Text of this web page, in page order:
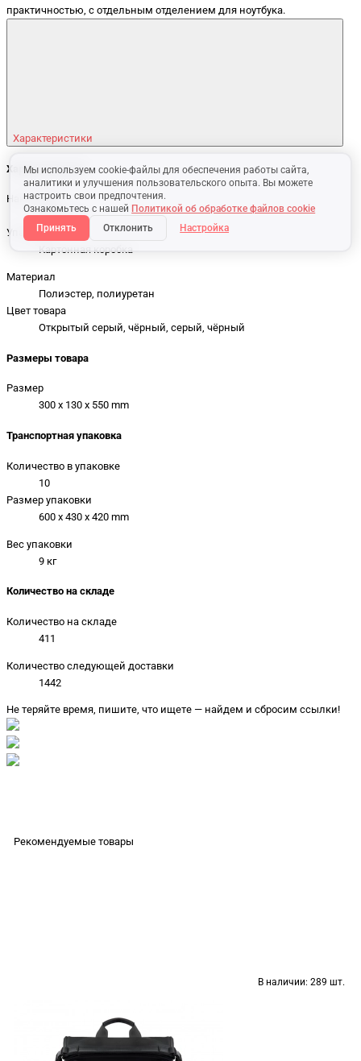
Мы используем cookie-файлы для обеспечения работы сайта,
аналитики и улучшения пользовательского опыта. Вы можете
настроить свои предпочтения.
Ознакомьтесь с нашей Политикой об обработке файлов cookie
Принять
Отклонить Настройка
практичностью, с отдельным отделением для ноутбука.
Характеристики
Характеристики
Нанесение
Тиснение
Упаковка
Картонная коробка
Материал
Полиэстер, полиуретан
Цвет товара
Открытый серый, чёрный, серый, чёрный
Размеры товара
Размер
300 x 130 x 550 mm
Транспортная упаковка
Количество в упаковке
10
Размер упаковки
600 x 430 x 420 mm
Вес упаковки
9 кг
Количество на складе
Количество на складе
411
Количество следующей доставки
1442
Не теряйте время, пишите, что ищете — найдем и сбросим ссылки!
Рекомендуемые товары
В наличии: 289 шт.